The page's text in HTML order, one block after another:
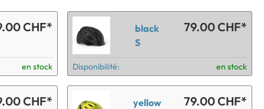
CHF*
en stock
black
S
79.00 CHF*
Disponibilité: en stock
CHF*
yellow
79.00 CHF*